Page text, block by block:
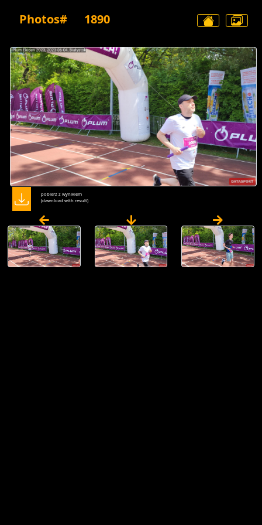
Photos# 1890
pobierz z wynikiem
(dawnload with result)